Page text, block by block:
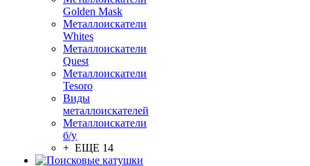
Golden Mask
Металлоискатели
Whites
Металлоискатели
Quest
Металлоискатели
Tesoro
Виды
металлоискателей
Металлоискатели
б/у
+ ЕЩЕ 14